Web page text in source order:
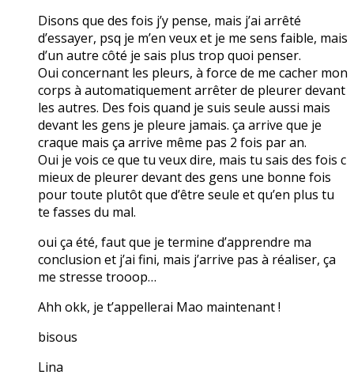
Disons que des fois j’y pense, mais j’ai arrêté
d’essayer, psq je m’en veux et je me sens faible, mais
d’un autre côté je sais plus trop quoi penser.
Oui concernant les pleurs, à force de me cacher mon
corps à automatiquement arrêter de pleurer devant
les autres. Des fois quand je suis seule aussi mais
devant les gens je pleure jamais. ça arrive que je
craque mais ça arrive même pas 2 fois par an.
Oui je vois ce que tu veux dire, mais tu sais des fois c
mieux de pleurer devant des gens une bonne fois
pour toute plutôt que d’être seule et qu’en plus tu
te fasses du mal.
oui ça été, faut que je termine d’apprendre ma
conclusion et j’ai fini, mais j’arrive pas à réaliser, ça
me stresse trooop…
Ahh okk, je t’appellerai Mao maintenant !
bisous
Lina